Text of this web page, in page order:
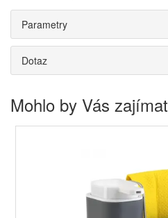
Parametry
Dotaz
Mohlo by Vás zajímat